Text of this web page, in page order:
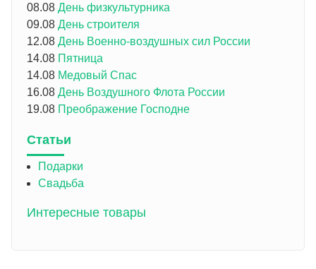
08.08 День физкультурника
09.08 День строителя
12.08 День Военно-воздушных сил России
14.08 Пятница
14.08 Медовый Спас
16.08 День Воздушного Флота России
19.08 Преображение Господне
Статьи
Подарки
Свадьба
Интересные товары